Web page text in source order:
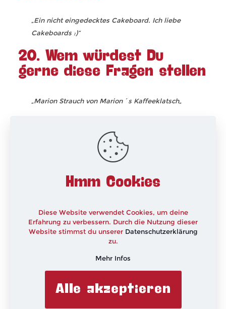
„Ein nicht eingedecktes Cakeboard. Ich liebe
Cakeboards :)“
20. Wem würdest Du
gerne diese Fragen stellen
„Marion Strauch von Marion´s Kaffeeklatsch„
Hmm Cookies
Diese Website verwendet Cookies, um deine
Erfahrung zu verbessern. Durch die Nutzung dieser
Website stimmst du unserer Datenschutzerklärung
zu.
Mehr Infos
Alle akzeptieren